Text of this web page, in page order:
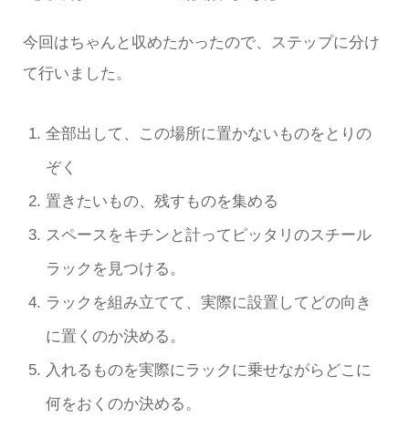
今回はちゃんと収めたかったので、ステップに分け
て行いました。
全部出して、この場所に置かないものをとりの
ぞく
置きたいもの、残すものを集める
スペースをキチンと計ってピッタリのスチール
ラックを見つける。
ラックを組み立てて、実際に設置してどの向き
に置くのか決める。
入れるものを実際にラックに乗せながらどこに
何をおくのか決める。